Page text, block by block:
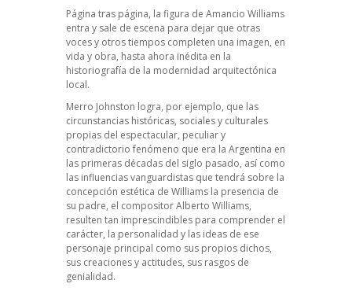
Página tras página, la figura de Amancio Williams
entra y sale de escena para dejar que otras
voces y otros tiempos completen una imagen, en
vida y obra, hasta ahora inédita en la
historiografía de la modernidad arquitectónica
local.
Merro Johnston logra, por ejemplo, que las
circunstancias históricas, sociales y culturales
propias del espectacular, peculiar y
contradictorio fenómeno que era la Argentina en
las primeras décadas del siglo pasado, así como
las influencias vanguardistas que tendrá sobre la
concepción estética de Williams la presencia de
su padre, el compositor Alberto Williams,
resulten tan imprescindibles para comprender el
carácter, la personalidad y las ideas de ese
personaje principal como sus propios dichos,
sus creaciones y actitudes, sus rasgos de
genialidad.